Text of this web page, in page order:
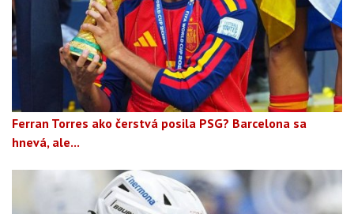
Ferran Torres ako čerstvá posila PSG? Barcelona sa
hnevá, ale...